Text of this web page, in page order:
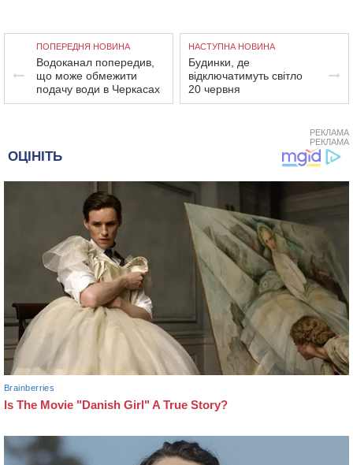
ПОПЕРЕДНЯ НОВИНА
Водоканал попередив,
що може обмежити
подачу води в Черкасах
НАСТУПНА НОВИНА
Будинки, де
відключатимуть світло
20 червня
РЕКЛАМА
РЕКЛАМА